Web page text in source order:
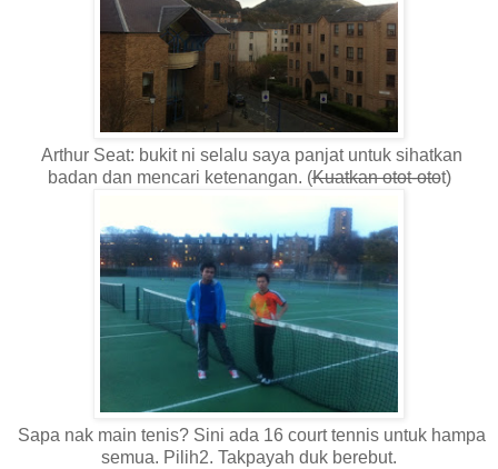
Arthur Seat: bukit ni selalu saya panjat untuk sihatkan
badan dan mencari ketenangan. (Kuatkan otot-otot)
Sapa nak main tenis? Sini ada 16 court tennis untuk hampa
semua. Pilih2. Takpayah duk berebut.